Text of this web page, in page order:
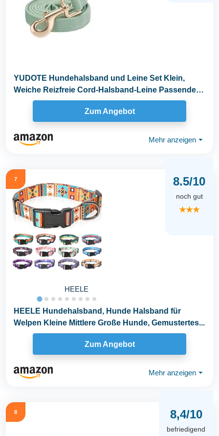
YUDOTE Hundehalsband und Leine Set Klein,
Weiche Reizfreie Cord-Halsband-Leine Passende
Combo für...
Zum Angebot
Mehr anzeigen ⏷
7
HEELE
8.5/10
noch gut
★★★
HEELE Hundehalsband, Hunde Halsband für
Welpen Kleine Mittlere Große Hunde, Gemustertes...
Zum Angebot
Mehr anzeigen ⏷
8 8,4/10
befriedigend